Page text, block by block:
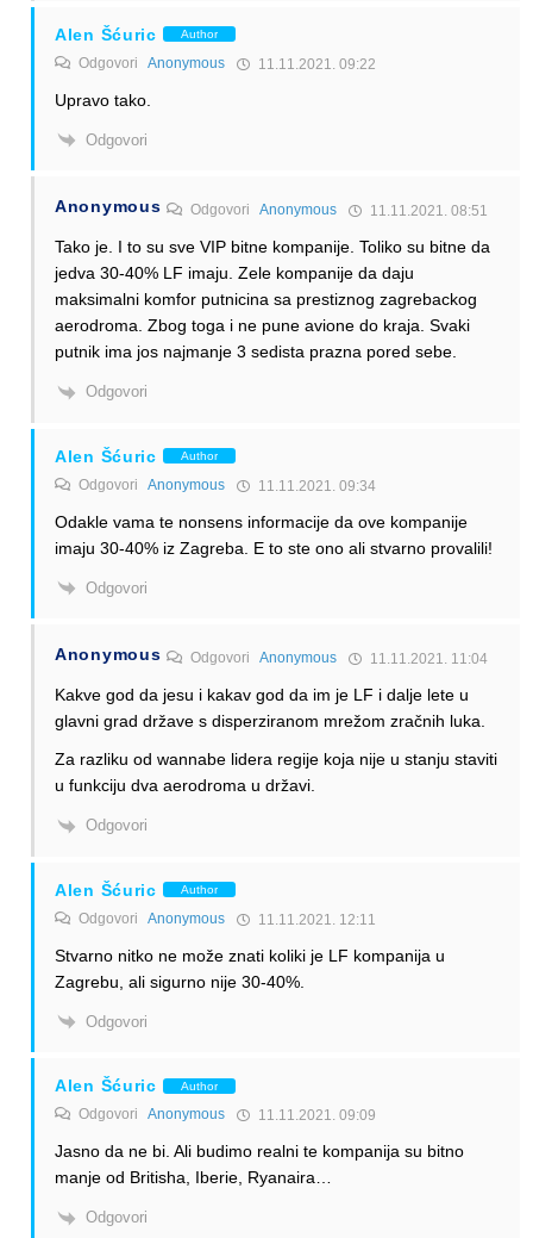
Alen Šćuric Author
Odgovori Anonymous 11.11.2021. 09:22
Upravo tako.
Odgovori
Anonymous OdgovoriAnonymous 11.11.2021. 08:51
Tako je. I to su sve VIP bitne kompanije. Toliko su bitne da
jedva 30-40% LF imaju. Zele kompanije da daju
maksimalni komfor putnicina sa prestiznog zagrebackog
aerodroma. Zbog toga i ne pune avione do kraja. Svaki
putnik ima jos najmanje 3 sedista prazna pored sebe.
Odgovori
Alen Šćuric Author
Odgovori Anonymous 11.11.2021. 09:34
Odakle vama te nonsens informacije da ove kompanije
imaju 30-40% iz Zagreba. E to ste ono ali stvarno provalili!
Odgovori
Anonymous OdgovoriAnonymous 11.11.2021. 11:04
Kakve god da jesu i kakav god da im je LF i dalje lete u
glavni grad države s disperziranom mrežom zračnih luka.
Za razliku od wannabe lidera regije koja nije u stanju staviti
u funkciju dva aerodroma u državi.
Odgovori
Alen Šćuric Author
Odgovori Anonymous 11.11.2021. 12:11
Stvarno nitko ne može znati koliki je LF kompanija u
Zagrebu, ali sigurno nije 30-40%.
Odgovori
Alen Šćuric Author
Odgovori Anonymous 11.11.2021. 09:09
Jasno da ne bi. Ali budimo realni te kompanija su bitno
manje od Britisha, Iberie, Ryanaira…
Odgovori